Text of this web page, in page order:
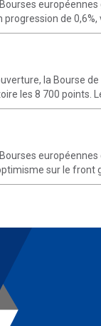
progression de
la Bourse
les 8 700 points.
sur le front